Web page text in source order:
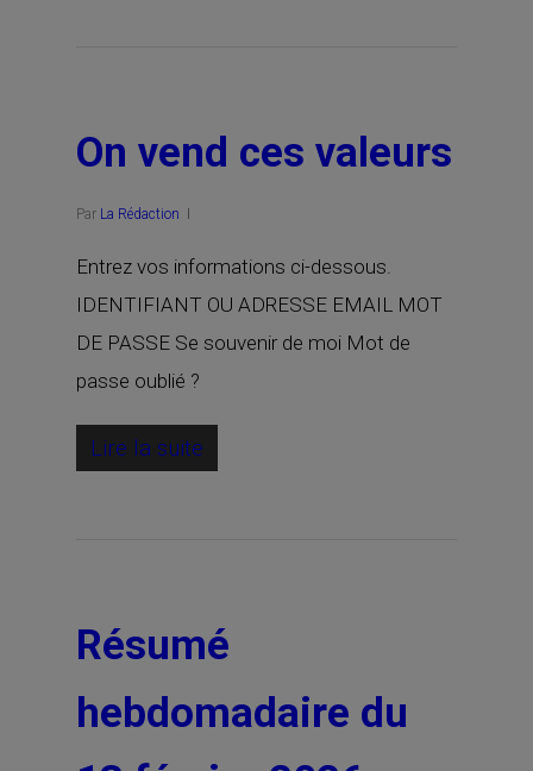
On vend ces valeurs
Par La Rédaction
Entrez vos informations ci-dessous.
IDENTIFIANT OU ADRESSE EMAIL MOT
DE PASSE Se souvenir de moi Mot de
passe oublié ?
Lire la suite
Résumé
hebdomadaire du